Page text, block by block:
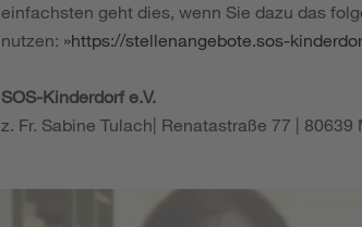
einfachsten geht dies, wenn Sie dazu das
nutzen:
https://stellenangebote.sos-
SOS-Kinderdorf e.V.
z. Fr. Sabine Tulach| Renatastraße 77 |